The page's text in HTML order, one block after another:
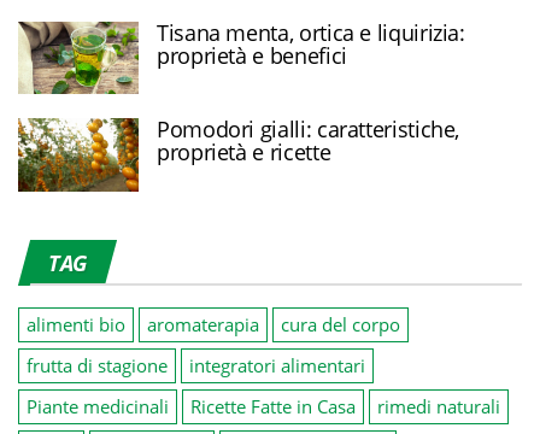
Tisana menta, ortica e liquirizia:
proprietà e benefici
Pomodori gialli: caratteristiche,
proprietà e ricette
TAG
alimenti bio aromaterapia
cura del corpo
frutta di stagione
integratori alimentari
Piante medicinali
Ricette Fatte in Casa
rimedi naturali